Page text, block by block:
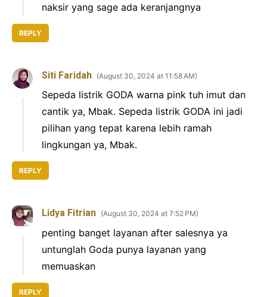
naksir yang sage ada keranjangnya
REPLY
Siti Faridah August 30, 2024 at 11:58 AM
Sepeda listrik GODA warna pink tuh imut dan
cantik ya, Mbak. Sepeda listrik GODA ini jadi
pilihan yang tepat karena lebih ramah
lingkungan ya, Mbak.
REPLY
Lidya Fitrian August 30, 2024 at 7:52 PM
penting banget layanan after salesnya ya
untunglah Goda punya layanan yang
memuaskan
REPLY